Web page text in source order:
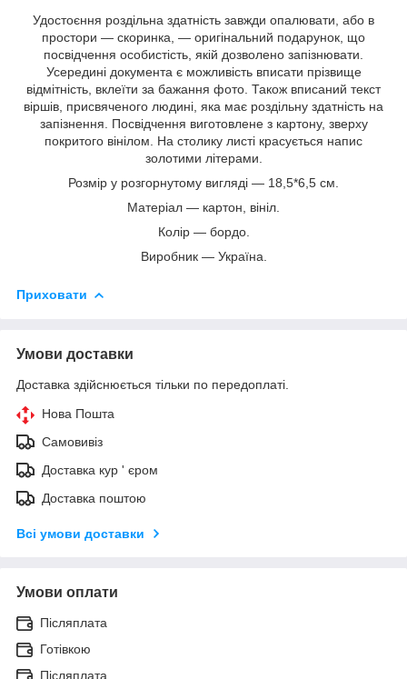
Удостоєння роздільна здатність завжди опалювати, або в
простори — скоринка, — оригінальний подарунок, що
посвідчення особистість, якій дозволено запізнювати.
Усередині документа є можливість вписати прізвище
відмітність, вклеїти за бажання фото. Також вписаний текст
віршів, присвяченого людині, яка має роздільну здатність на
запізнення. Посвідчення виготовлене з картону, зверху
покритого вінілом. На столику листі красується напис
золотими літерами.
Розмір у розгорнутому вигляді — 18,5*6,5 см.
Матеріал — картон, вініл.
Колір — бордо.
Виробник — Україна.
Приховати
Умови доставки
Доставка здійснюється тільки по передоплаті.
Нова Пошта
Самовивіз
Доставка кур ' єром
Доставка поштою
Всі умови доставки
Умови оплати
Післяплата
Готівкою
Післяплата